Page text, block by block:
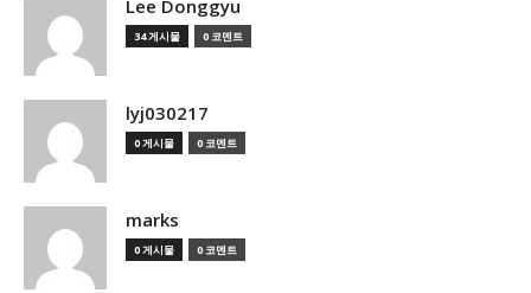
Lee Donggyu
34 게시물 0 코멘트
lyj030217
0 게시물 0 코멘트
marks
0 게시물 0 코멘트